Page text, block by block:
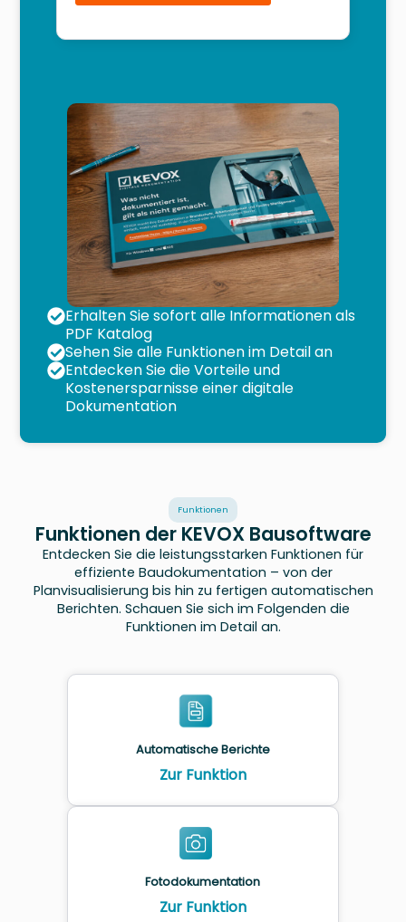
Erhalten Sie sofort alle Informationen als
PDF Katalog
Sehen Sie alle Funktionen im Detail an
Entdecken Sie die Vorteile und
Kostenersparnisse einer digitale
Dokumentation
Funktionen
Funktionen der KEVOX Bausoftware
Entdecken Sie die leistungsstarken Funktionen für
effiziente Baudokumentation – von der
Planvisualisierung bis hin zu fertigen automatischen
Berichten. Schauen Sie sich im Folgenden die
Funktionen im Detail an.
Automatische Berichte
Zur Funktion
Fotodokumentation
Zur Funktion